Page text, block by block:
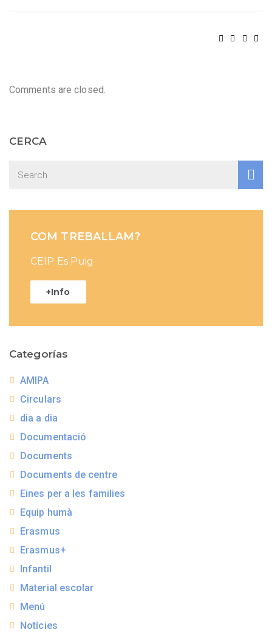
Comments are closed.
CERCA
COM TREBALLAM?
CEIP Es Puig
+Info
Categorías
AMIPA
Circulars
dia a dia
Documentació
Documents
Documents de centre
Eines per a les families
Equip humà
Erasmus
Erasmus+
Infantil
Material escolar
Menú
Notícies